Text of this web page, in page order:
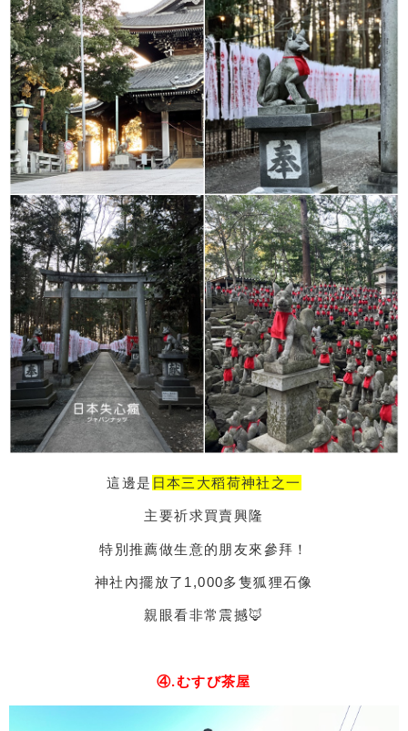
這邊是 日本三大稻荷神社之一
主要祈求買賣興隆
特別推薦做生意的朋友來參拜！
神社內擺放了1,000多隻狐狸石像
親眼看非常震撼🦊
④.むすび茶屋